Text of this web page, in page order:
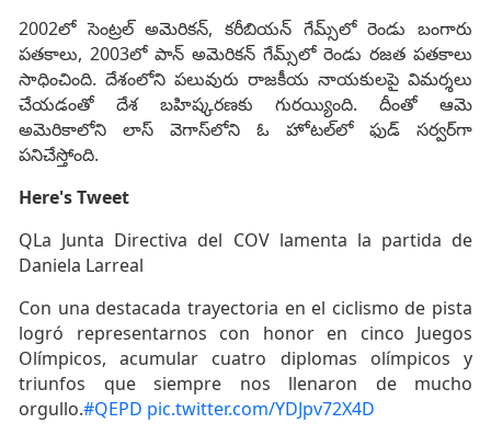
2002లో సెంట్రల్‌ అమెరికన్‌, కరీబియన్‌ గేమ్స్‌లో రెండు బంగారు
పతకాలు, 2003లో పాన్‌ అమెరికన్‌ గేమ్స్‌లో రెండు రజత పతకాలు
సాధించింది. దేశంలోని పలువురు రాజకీయ నాయకులపై విమర్శలు
చేయడంతో దేశ బహిష్కరణకు గురయ్యింది. దీంతో ఆమె
అమెరికాలోని లాస్‌ వెగాస్‌లోని ఓ హోటల్‌లో ఫుడ్‌ సర్వర్‌గా
పనిచేస్తోంది.
Here's Tweet
QLa Junta Directiva del COV lamenta la partida de
Daniela Larreal
Con una destacada trayectoria en el ciclismo de pista
logró representarnos con honor en cinco Juegos
Olímpicos, acumular cuatro diplomas olímpicos y
triunfos que siempre nos llenaron de mucho
orgullo.#QEPD pic.twitter.com/YDJpv72X4D